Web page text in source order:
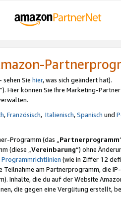
Sie hier, was sich geändert hat).
“). Hier können Sie Ihre Marketing-
,Französisch, Italienisch,Spanisch und
Programm (das „Partnerprogramm
(diese „Vereinbarung“) ohne
Programmrichtlinien (wie in Ziffer 12
am Partnerprogramm, die
Inhalte, die du auf der Website
die gegen eine Vergütung erstellt,